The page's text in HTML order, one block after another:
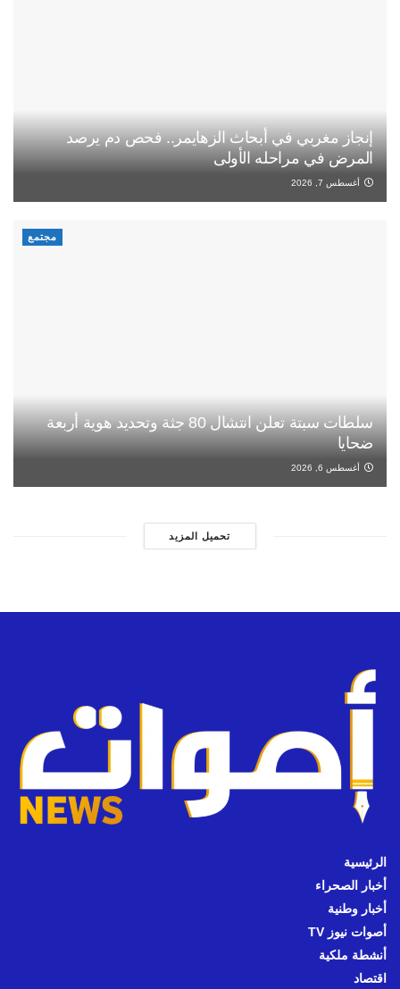
إنجاز مغربي في أبحاث الزهايمر.. فحص دم يرصد
المرض في مراحله الأولى
أغسطس 7, 2026
مجتمع
سلطات سبتة تعلن انتشال 80 جثة وتحديد هوية أربعة
ضحايا
أغسطس 6, 2026
تحميل المزيد
الرئيسية
أخبار الصحراء
أخبار وطنية
أصوات نيوز TV
أنشطة ملكية
اقتصاد